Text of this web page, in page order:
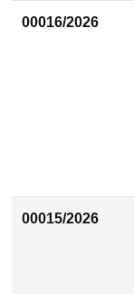
00016/2026
00015/2026